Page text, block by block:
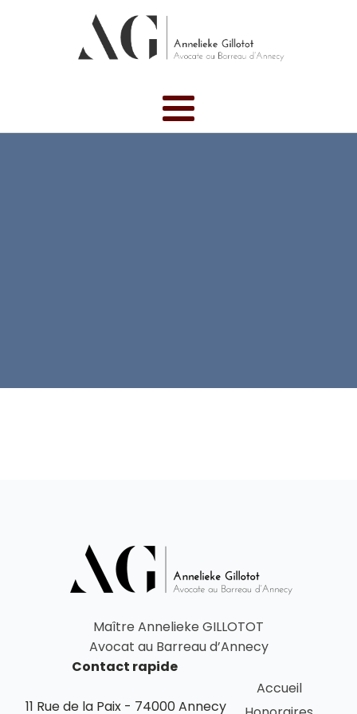
Maître Annelieke GILLOTOT
Avocat au Barreau d’Annecy
Contact rapide
11 Rue de la Paix - 74000 Annecy
Accueil